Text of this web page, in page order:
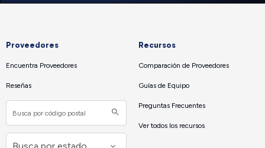
Proveedores
Encuentra Proveedores
Reseñas
Recursos
Comparación de Proveedores
Guías de Equipo
Preguntas Frecuentes
Ver todos los recursos